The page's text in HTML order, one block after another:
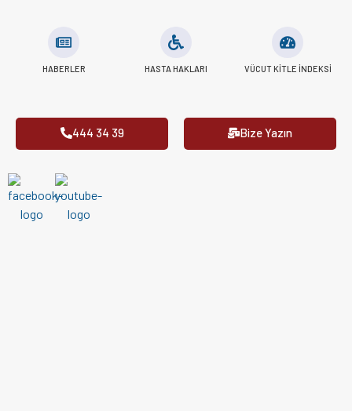
HABERLER HASTA HAKLARI VÜCUT KITLE İNDEKSI
444 34 39 Bize Yazın